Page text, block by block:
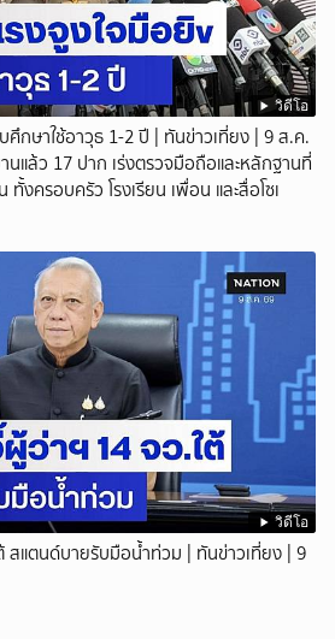
วิดีโอ
ศึกษาใช้อาวุธ 1-2 ปี | ทันข่าวเที่ยง | 9 ส.ค.
แล้ว 17 ปาก เร่งตรวจมือถือและหลักฐานที่
งครอบครัว โรงเรียน เพื่อน และสื่อโซเ
วิดีโอ
แตนด์บายรับมือน้ำท่วม | ทันข่าวเที่ยง | 9